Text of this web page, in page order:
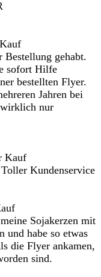
Bestellung gehabt.
sofort Hilfe
bestellten Flyer.
Jahren bei
wirklich nur
Kauf
Kundenservice
Sojakerzen mit
und habe so etwas
die Flyer ankamen,
sind.